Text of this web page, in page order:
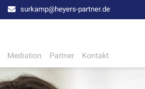
surkamp@heyers-partner.de
Mediation Partner Kontakt